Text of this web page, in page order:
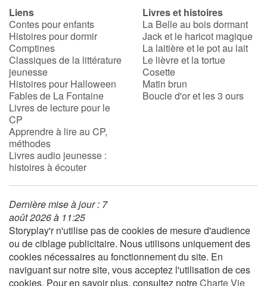
Vidéos & Tutoriaux
Blog
Actualités
Par thématique
Rencontres et témoignages
Contes d'ici et d'ailleurs
Autour de la lecture
Apprendre à lire
Livre audio
Liens
Contes pour enfants
Histoires pour dormir
Comptines
Classiques de la littérature
jeunesse
Histoires pour Halloween
Fables de La Fontaine
Livres de lecture pour le
CP
Apprendre à lire au CP,
méthodes
Livres audio jeunesse :
histoires à écouter
Livres et histoires
La Belle au bois dormant
Jack et le haricot magique
La laitière et le pot au lait
Le lièvre et la tortue
Cosette
Matin brun
Boucle d'or et les 3 ours
Dernière mise à jour : 7
août 2026 à 11:25
Storyplay'r n'utilise pas de cookies de mesure d'audience
ou de ciblage publicitaire. Nous utilisons uniquement des
cookies nécessaires au fonctionnement du site. En
naviguant sur notre site, vous acceptez l'utilisation de ces
cookies. Pour en savoir plus, consultez notreCharte Vie